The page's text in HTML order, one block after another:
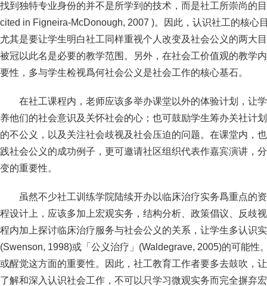
找到独特专业身份的并不是所学到的技术，而是社工所崇尚的
cited in Figneira-McDonough, 2007 )。因此，认识社工的核心
尤其是要让学生明白社工同样重视个人改变及社会公义的两大
被冠以此名是必要的教学范围。另外，在社会工价值观的教学
要性，多与学生检视爲何社会公义是社会工作的核心基石。
在社工课程内，老师应该多举办课堂以外的体验计划，让
养他们的社会意识及关怀社会的心；也可鼓励学生筹办关社计
的不公义，以及关注社会歧视及社会压迫的问题。在课堂内，
践社会公义的成功例子，更可邀请社区组织代表作嘉宾演讲，
变的重要性。
虽然不少社工训练学院陆续开办以临床治疗实务爲重点的
程设计上，应该多加上宏观实务，结构分析、政策倡议、反歧
程内加上探讨临床治疗服务与社会公义的关系，让学生多认识
(Swenson, 1998)或「公义治疗」(Waldegrave, 2005)的可能性
或醒觉这方面的重要性。因此，社工教育工作者要多去鼓吹，
了解和深入认识社会工作，不可以只学习微观实务而完全摒弃